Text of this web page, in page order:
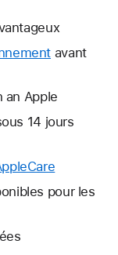
avant
an Apple
14 jours
nouvelle
pour les